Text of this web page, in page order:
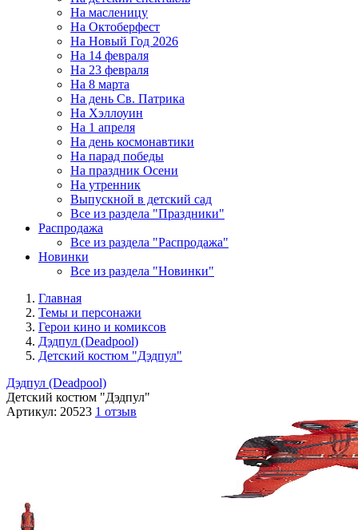
На масленицу
На Октоберфест
На Новый Год 2026
На 14 февраля
На 23 февраля
На 8 марта
На день Св. Патрика
На Хэллоуин
На 1 апреля
На день космонавтики
На парад победы
На праздник Осени
На утренник
Выпускной в детский сад
Все из раздела "Праздники"
Распродажа
Все из раздела "Распродажа"
Новинки
Все из раздела "Новинки"
Главная
Темы и персонажи
Герои кино и комиксов
Дэдпул (Deadpool)
Детский костюм "Дэдпул"
Дэдпул (Deadpool)
Детский костюм "Дэдпул"
Артикул: 20523 1 отзыв